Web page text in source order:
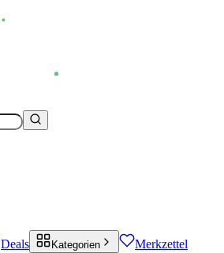
Deals Kategorien Merkzettel